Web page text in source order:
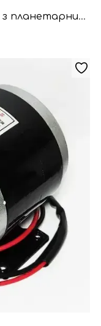
Електромотор 24V 250W 14Ah з планетарним редуктором